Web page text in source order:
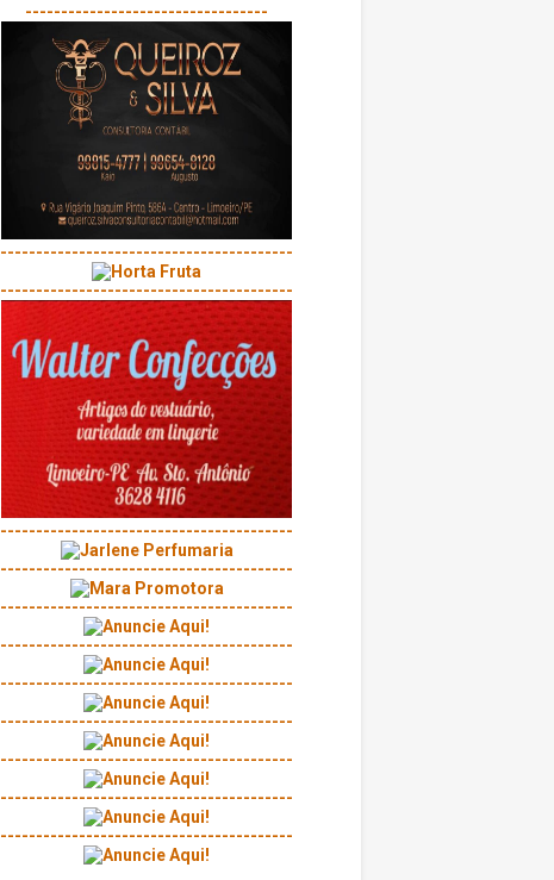
----------------------------------
-----------------------------------------
-----------------------------------------
-----------------------------------------
-----------------------------------------
-----------------------------------------
-----------------------------------------
-----------------------------------------
-----------------------------------------
-----------------------------------------
-----------------------------------------
-----------------------------------------